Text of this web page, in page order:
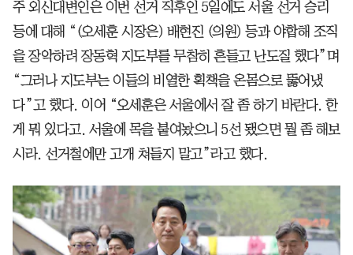
주 외신대변인은 이번 선거 직후인 5일에도 서울 선거 승리
등에 대해 “(오세훈 시장은) 배현진 (의원) 등과 야합해 조직
을 장악하려 장동혁 지도부를 무참히 흔들고 난도질 했다”며
“그러나 지도부는 이들의 비열한 획책을 온몸으로 뚫어냈
다”고 했다. 이어 “오세훈은 서울에서 잘 좀 하기 바란다. 한
게 뭐 있다고. 서울에 목을 붙여놨으니 5선 됐으면 뭘 좀 해보
시라. 선거철에만 고개 쳐들지 말고”라고 했다.